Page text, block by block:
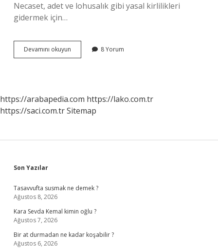
Necaset, adet ve lohusalık gibi yasal kirlilikleri
gidermek için…
Devamını okuyun
Peçeteyle
8 Yorum
https://arabapedia.com https://lako.com.tr
https://saci.com.trSitemap
Sidebar
Son Yazılar
Tasavvufta susmak ne demek ?
Ağustos 8, 2026
Kara Sevda Kemal kimin oğlu ?
Ağustos 7, 2026
Bir at durmadan ne kadar koşabilir ?
Ağustos 6, 2026